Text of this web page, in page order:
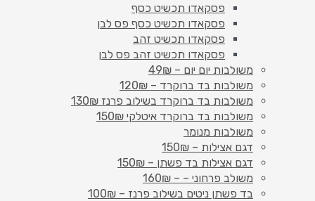
פסקאדו תכשיט כסף
פסקאדו תכשיט כסף פס לבן
פסקאדו תכשיט זהב
פסקאדו תכשיט זהב פס לבן
משולבות יום יום – 49₪
משולבות בד ברוקרד – 120₪
משולבות בד ברוקרד בשילוב פרנז 130₪
משולבות בד ברוקרד איטלקי 150₪
משולבות מנומר
דגם אצילות – 150₪
דגם אצילות בד פשתן – 150₪
משולב פרחוני – – 160₪
בד פשתן ניטים בשילוב פרנז – 100₪